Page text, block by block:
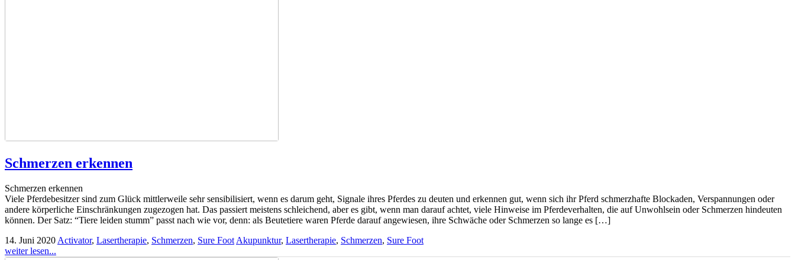
Schmerzen erkennen
Schmerzen erkennen
Viele Pferdebesitzer sind zum Glück mittlerweile sehr sensibilisiert, wenn es darum geht, Signale ihres Pferdes zu deuten und erkennen gut, wenn sich ihr Pferd schmerzhafte Blockaden, Verspannungen oder
andere körperliche Einschränkungen zugezogen hat. Das passiert meistens schleichend, aber es gibt, wenn man darauf achtet, viele Hinweise im Pferdeverhalten, die auf Unwohlsein oder Schmerzen hindeuten
können. Der Satz: “Tiere leiden stumm” passt nach wie vor, denn: als Beutetiere waren Pferde darauf angewiesen, ihre Schwäche oder Schmerzen so lange es […]
14. Juni 2020 Activator, Lasertherapie, Schmerzen, Sure Foot Akupunktur, Lasertherapie, Schmerzen, Sure Foot
weiter lesen...